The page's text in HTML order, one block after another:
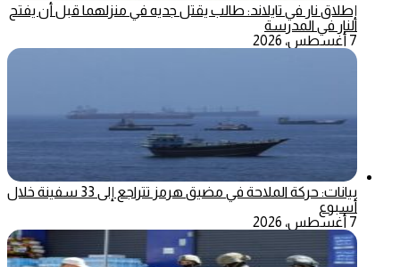
إطلاق نار في تايلاند: طالب يقتل جديه في منزلهما قبل أن يفتح
النار في المدرسة
7 أغسطس، 2026
بيانات: حركة الملاحة في مضيق هرمز تتراجع إلى 33 سفينة خلال
أسبوع
7 أغسطس، 2026